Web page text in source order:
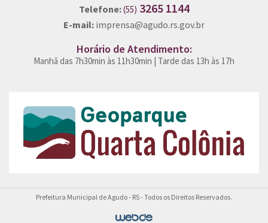
Telefone:(55) 3265 1144
E-mail: imprensa@agudo.rs.gov.br
Horário de Atendimento:
Manhã das 7h30min às 11h30min | Tarde das 13h às 17h
Prefeitura Municipal de Agudo - RS - Todos os Direitos Reservados.